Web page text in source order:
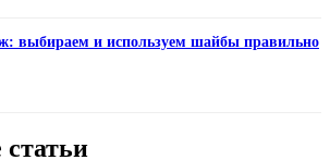
выбираем и используем шайбы правильно